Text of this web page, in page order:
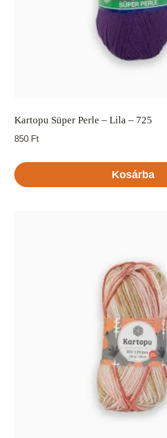
Kartopu Süper Perle – Lila – 725
850 Ft
Kosárba